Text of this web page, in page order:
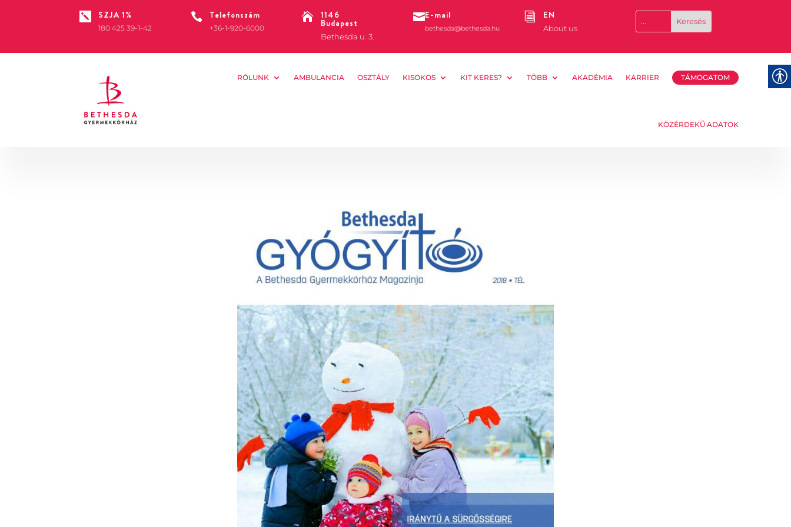
 SZJA 1%
180 425 39-1-42
 Telefonszám
+36-1-920-6000
 1146
Budapest
Bethesda u. 3.
E-mail
bethesda@bethesda.hu
i EN
About us
RÓLUNK AMBULANCIA OSZTÁLY KISOKOS KIT KERES? TÖBB AKADÉMIA KARRIER TÁMOGATOM
KÖZÉRDEKŰ ADATOK